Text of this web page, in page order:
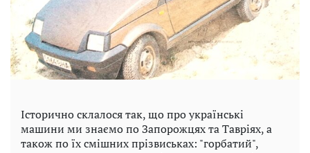
Історично склалося так, що про українські
машини ми знаємо по Запорожцях та Тавріях, а
також по їх смішних прізвиськах: "горбатий",